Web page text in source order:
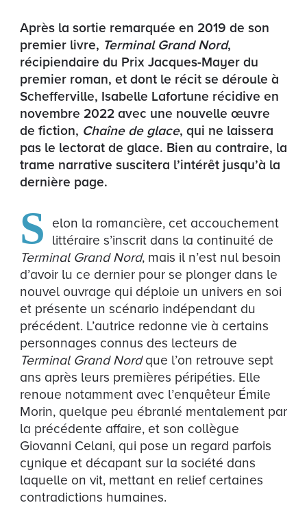
Après la sortie remarquée en 2019 de son
premier livre, Terminal Grand Nord,
récipiendaire du Prix Jacques-Mayer du
premier roman, et dont le récit se déroule à
Schefferville, Isabelle Lafortune récidive en
novembre 2022 avec une nouvelle œuvre
de fiction, Chaîne de glace, qui ne laissera
pas le lectorat de glace. Bien au contraire, la
trame narrative suscitera l’intérêt jusqu’à la
dernière page.
S
elon la romancière, cet accouchement
littéraire s’inscrit dans la continuité de
Terminal Grand Nord, mais il n’est nul besoin
d’avoir lu ce dernier pour se plonger dans le
nouvel ouvrage qui déploie un univers en soi
et présente un scénario indépendant du
précédent. L’autrice redonne vie à certains
personnages connus des lecteurs de
Terminal Grand Nordque l’on retrouve sept
ans après leurs premières péripéties. Elle
renoue notamment avec l’enquêteur Émile
Morin, quelque peu ébranlé mentalement par
la précédente affaire, et son collègue
Giovanni Celani, qui pose un regard parfois
cynique et décapant sur la société dans
laquelle on vit, mettant en relief certaines
contradictions humaines.